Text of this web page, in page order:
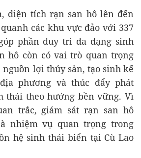
diện tích rạn san hô lên đến
các khu vực đảo với 337
phần duy trì đa dạng sinh
hô còn có vai trò quan trọng
nguồn lợi thủy sản, tạo sinh kế
phương và thúc đẩy phát
thái theo hướng bền vững. Vì
trắc, giám sát rạn san hô
nhiệm vụ quan trọng trong
hệ sinh thái biển tại Cù Lao